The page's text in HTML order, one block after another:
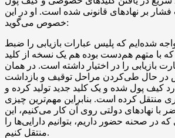
فشار بر نهادهای قانونی شده است. او در این
خصوص می‌گوید:
شده‌ایم که پلیس عبارات بازیابی را ضبط
که با متهم هم‌دست بوده هم یک نسخه از کلید
بازیابی را در اختیار داشته است. در همان
در حال طی‌کردن مراحل توقیف و بازداشت
کیف پول شده و یک کلید جدید تولید کرده و
منتقل کرده است. بنابراین مهم‌ترین چیزی
با نهادهای دولتی روی آن کار می‌کنیم، این
در صحنه حضور داریم، بتوانیم دارایی‌ها را
منتقل کنیم.